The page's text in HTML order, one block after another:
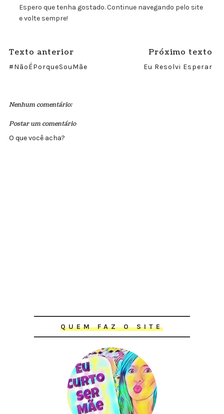
Espero que tenha gostado. Continue navegando pelo site
e volte sempre!
Texto anterior
#NãoÉPorqueSouMãe
Próximo texto
Eu Resolvi Esperar
Nenhum comentário:
Postar um comentário
O que você acha?
QUEM FAZ O SITE